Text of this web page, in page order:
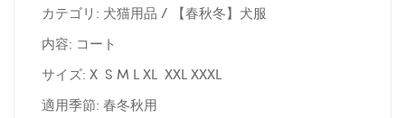
カテゴリ: 犬猫用品 / 【春秋冬】犬服
内容: コート
サイズ: X S M L XL XXL XXXL
適用季節: 春冬秋用